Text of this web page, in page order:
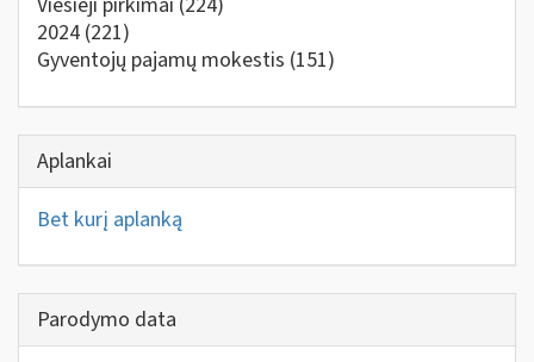
2024 (221)
Gyventojų pajamų mokestis (151)
Aplankai
Bet kurį aplanką
Parodymo data